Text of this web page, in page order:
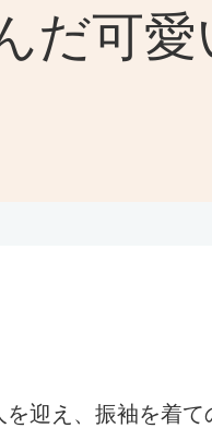
だ可
迎え、振袖を着